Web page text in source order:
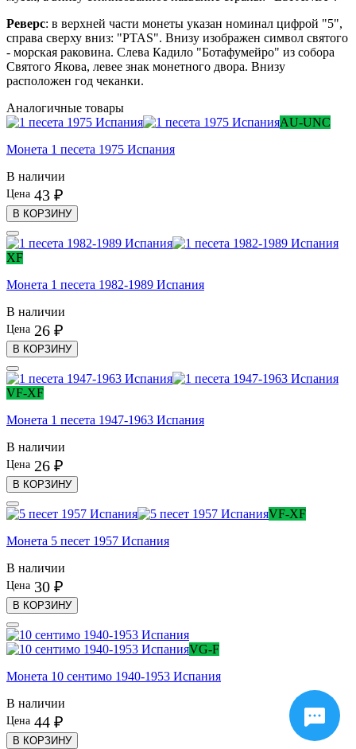
Реверс: в верхней части монеты указан номинал цифрой "5",
справа сверху вниз: "PTAS". Внизу изображен символ святого
- морская раковина. Слева Кадило "Ботафумейро" из собора
Святого Якова, левее знак монетного двора. Внизу
расположен год чеканки.
Аналогичные товары
AU-UNC
Монета 1 песета 1975 Испания
В наличии
Цена 43 ₽
В КОРЗИНУ
XF
Монета 1 песета 1982-1989 Испания
В наличии
Цена 26 ₽
В КОРЗИНУ
VF-XF
Монета 1 песета 1947-1963 Испания
В наличии
Цена 26 ₽
В КОРЗИНУ
VF-XF
Монета 5 песет 1957 Испания
В наличии
Цена 30 ₽
В КОРЗИНУ
VG-F
Монета 10 сентимо 1940-1953 Испания
В наличии
Цена 44 ₽
В КОРЗИНУ